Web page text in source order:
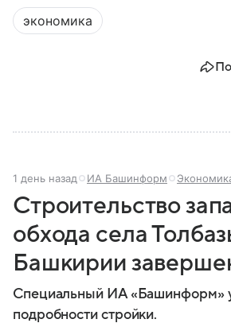
экономика
1 день назад ИА Башинформ
Строительство
обхода села
Башкирии
Специальный ИА «Башинформ»
подробности стройки.